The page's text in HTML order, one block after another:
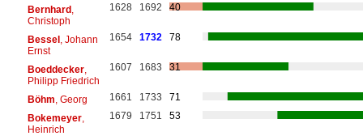
Bernhard,
Christoph
1628 1692 40
Bessel, Johann
Ernst
1654 1732 78
Boeddecker,
Philipp Friedrich
1607 1683 31
Böhm , Georg 1661 1733
71
Bokemeyer,
Heinrich
1679 1751 53